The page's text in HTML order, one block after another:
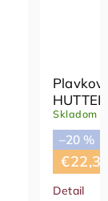
Skladom
–20 %
Detail